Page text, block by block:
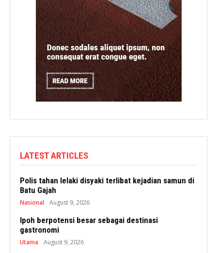
LATEST ARTICLES
Polis tahan lelaki disyaki terlibat kejadian samun di
Batu Gajah
Nasional August 9, 2026
Ipoh berpotensi besar sebagai destinasi
gastronomi
Utama August 9, 2026